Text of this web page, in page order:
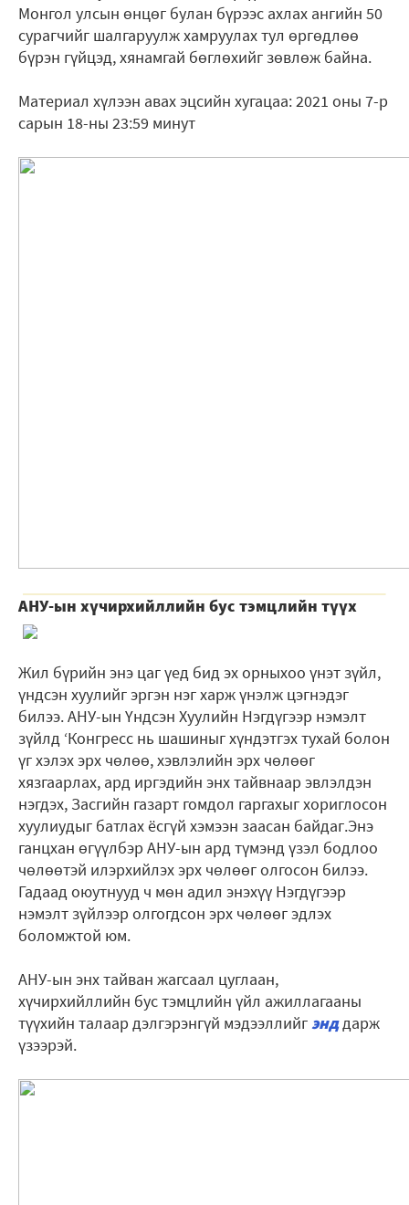
Монгол улсын өнцөг булан бүрээс ахлах ангийн 50
сурагчийг шалгаруулж хамруулах тул өргөдлөө
бүрэн гүйцэд, хянамгай бөглөхийг зөвлөж байна.
Материал хүлээн авах эцсийн хугацаа: 2021 оны 7-р
сарын 18-ны 23:59 минут
АНУ-ын хүчирхийллийн бус тэмцлийн түүх
Жил бүрийн энэ цаг үед бид эх орныхоо үнэт зүйл,
үндсэн хуулийг эргэн нэг харж үнэлж цэгнэдэг
билээ. АНУ-ын Үндсэн Хуулийн Нэгдүгээр нэмэлт
зүйлд ‘Конгресс нь шашиныг хүндэтгэх тухай болон
үг хэлэх эрх чөлөө, хэвлэлийн эрх чөлөөг
хязгаарлах, ард иргэдийн энх тайвнаар эвлэлдэн
нэгдэх, Засгийн газарт гомдол гаргахыг хориглосон
хуулиудыг батлах ёсгүй хэмээн заасан байдаг.Энэ
ганцхан өгүүлбэр АНУ-ын ард түмэнд үзэл бодлоо
чөлөөтэй илэрхийлэх эрх чөлөөг олгосон билээ.
Гадаад оюутнууд ч мөн адил энэхүү Нэгдүгээр
нэмэлт зүйлээр олгогдсон эрх чөлөөг эдлэх
боломжтой юм.
АНУ-ын энх тайван жагсаал цуглаан,
хүчирхийллийн бус тэмцлийн үйл ажиллагааны
түүхийн талаар дэлгэрэнгүй мэдээллийгэнддарж
үзээрэй.